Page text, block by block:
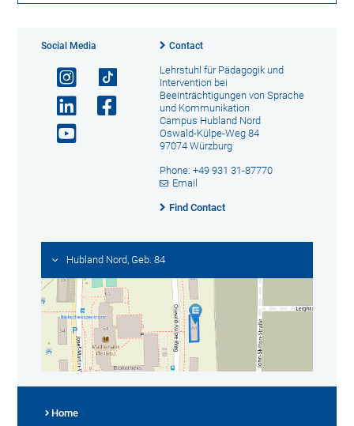
Social Media Contact
Lehrstuhl für Pädagogik und
Intervention bei
Beeinträchtigungen von Sprache
und Kommunikation
Campus Hubland Nord
Oswald-Külpe-Weg 84
97074 Würzburg
Phone: +49 931 31-87770
Email
Find Contact
Hubland Nord, Geb. 84
Home